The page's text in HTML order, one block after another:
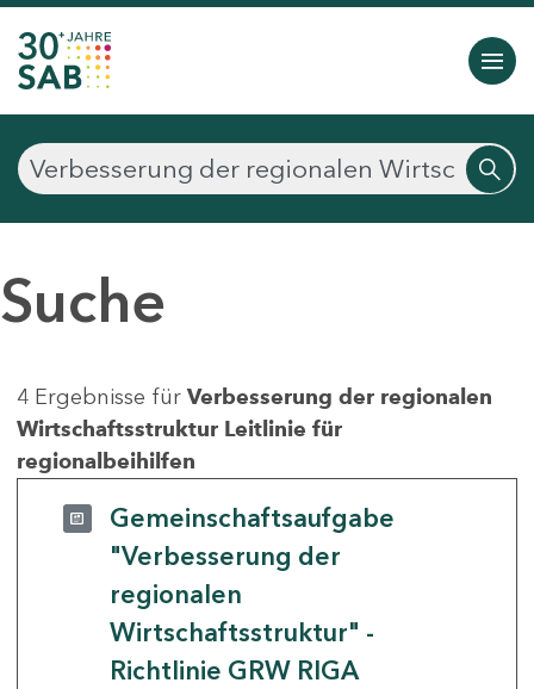
Suche
4 Ergebnisse für Verbesserung der regionalen
Wirtschaftsstruktur Leitlinie für
regionalbeihilfen
Gemeinschaftsaufgabe
"Verbesserung der
regionalen
Wirtschaftsstruktur" -
Richtlinie GRW RIGA